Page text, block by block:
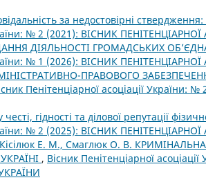
за недостовірні
№ 2 (2021): ВІСНИК
ДІЯЛЬНОСТІ ГРОМАДСЬКИХ
№ 1 (2026): ВІСНИК
ПРАВОВОГО
Пенітенціарної асоціації
гідності та ділової репутації
№ 2 (2025): ВІСНИК
Кісілюк Е. М., Смаглюк О. В.
, Вісник Пенітенціарної